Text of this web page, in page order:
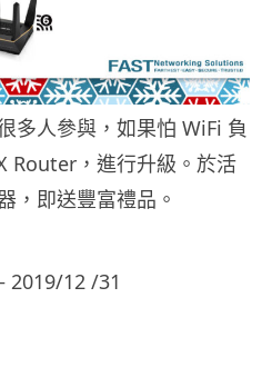
多人參與，如果怕 WiFi 負
Router，進行升級。於活
，即送豐富禮品。
2019/12 /31